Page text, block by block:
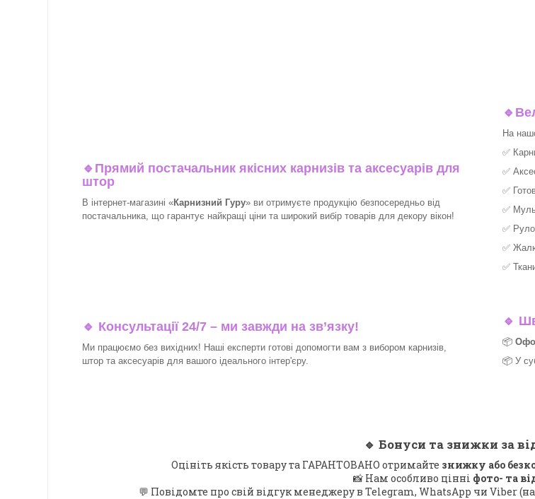
🔹 Прямий постачальник якісних карнизів та аксесуарів для
штор
В інтернет-магазині «Карнизний Гуру» ви отримуєте продукцію безпосередньо від
постачальника, що гарантує найкращі ціни та широкий вибір товарів для декору вікон!​
🔹
На
✅
✅
✅
✅
✅
✅
✅
🔹 Консультації 24/7 – ми завжди на зв’язку!
Ми працюємо без вихідних! Наші експерти готові допомогти вам з вибором карнизів,
штор та аксесуарів для вашого ідеального інтер'єру.​
🔹
📦
📦 У
🔹 Бонуси та знижки за
Оцініть якість товару та ГАРАНТОВАНО отримайте знижку або
📸 Нам особливо цінні фото- та
💬 Повідомте про свій відгук менеджеру в Telegram, WhatsApp чи Viber